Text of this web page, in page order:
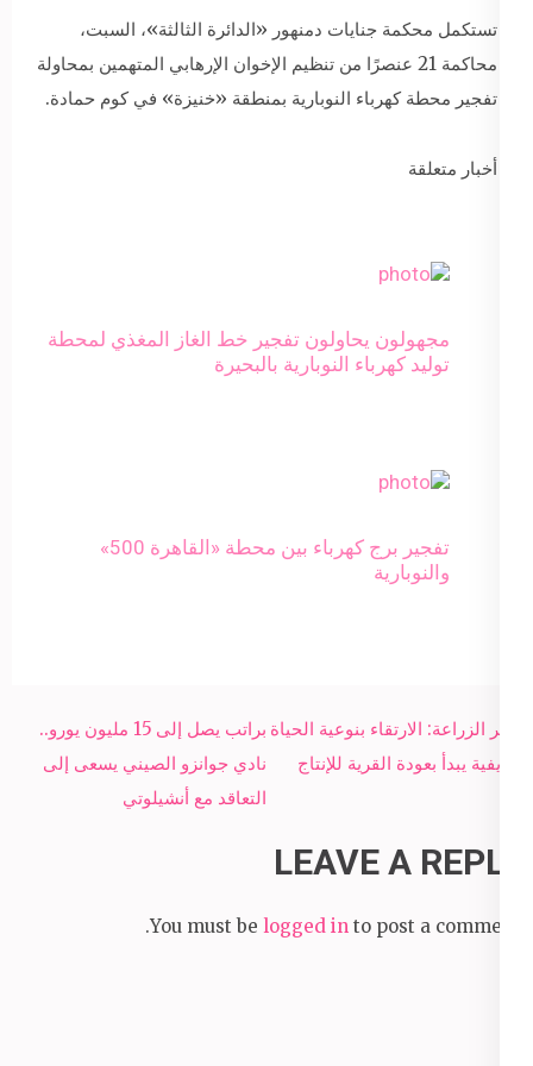
تستكمل محكمة جنايات دمنهور «الدائرة الثالثة»، السبت،
محاكمة 21 عنصرًا من تنظيم الإخوان الإرهابي المتهمين بمحاولة
تفجير محطة كهرباء النوبارية بمنطقة «خنيزة» في كوم حمادة.
أخبار متعلقة
مجهولون يحاولون تفجير خط الغاز المغذي لمحطة
توليد كهرباء النوبارية بالبحيرة
تفجير برج كهرباء بين محطة «القاهرة 500»
والنوبارية
Post
navigation
براتب يصل إلى 15 مليون يورو..
نادي جوانزو الصيني يسعى إلى
التعاقد مع أنشيلوتي
وزير الزراعة: الارتقاء بنوعية الحياة
الريفية يبدأ بعودة القرية للإنتاج
LEAVE A REPLY
You must be logged in to post a comment.